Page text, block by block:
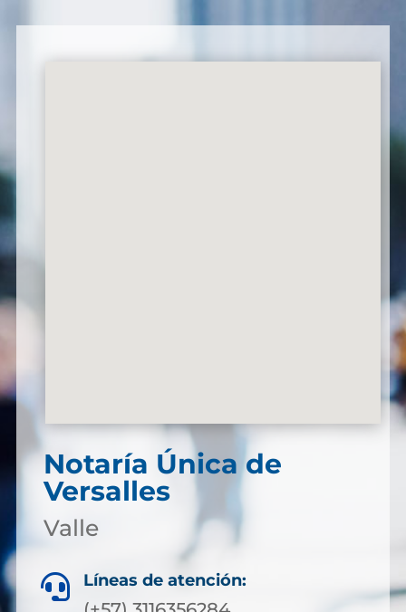
Notaría Única de
Versalles
Valle
 Líneas de atención: